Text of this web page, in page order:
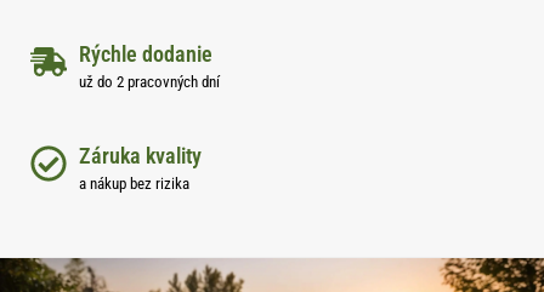
Rýchle dodanie
už do 2 pracovných dní
Záruka kvality
a nákup bez rizika